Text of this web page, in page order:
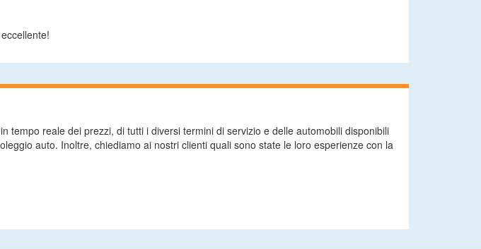
reale dei prezzi, di tutti i diversi termini di servizio e delle automobili disponibili
auto. Inoltre, chiediamo ai nostri clienti quali sono state le loro esperienze con la